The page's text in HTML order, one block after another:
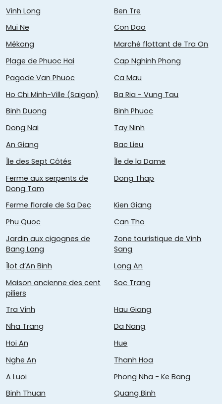
Vinh Long
Ben Tre
Mui Ne
Con Dao
Mékong
Marché flottant de Tra On
Plage de Phuoc Hai
Cap Nghinh Phong
Pagode Van Phuoc
Ca Mau
Ho Chi Minh-Ville (Saigon)
Ba Ria - Vung Tau
Binh Duong
Binh Phuoc
Dong Nai
Tay Ninh
An Giang
Bac Lieu
Île des Sept Côtés
Île de la Dame
Ferme aux serpents de
Dong Tam
Dong Thap
Ferme florale de Sa Dec
Kien Giang
Phu Quoc
Can Tho
Jardin aux cigognes de
Bang Lang
Zone touristique de Vinh
Sang
Îlot d’An Binh
Long An
Maison ancienne des cent
piliers
Soc Trang
Tra Vinh
Hau Giang
Nha Trang
Da Nang
Hoi An
Hue
Nghe An
Thanh Hoa
A Luoi
Phong Nha - Ke Bang
Binh Thuan
Quang Binh